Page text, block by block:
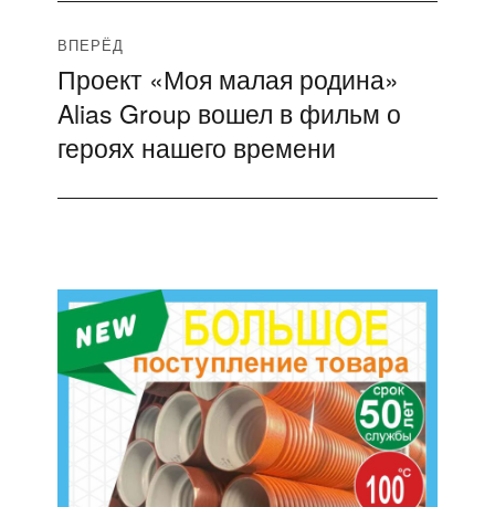
ВПЕРЁД
Следующая
запись:
Проект «Моя малая родина»
Alias Group вошел в фильм о
героях нашего времени